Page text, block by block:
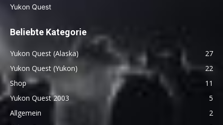
Beliebte Kategorie
Yukon Quest (Alaska)
27
Yukon Quest (Yukon)
22
Shop
11
Yukon Quest 2003
5
Allgemein
2